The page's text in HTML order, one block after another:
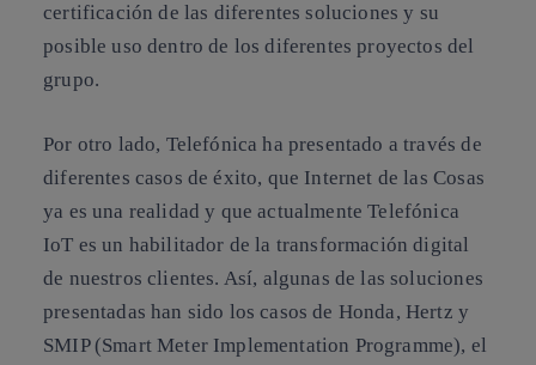
certificación de las diferentes soluciones y su
posible uso dentro de los diferentes proyectos del
grupo.
Por otro lado, Telefónica ha presentado a través de
diferentes casos de éxito, que Internet de las Cosas
ya es una realidad y que actualmente Telefónica
IoT es un habilitador de la transformación digital
de nuestros clientes. Así, algunas de las soluciones
presentadas han sido los casos de Honda, Hertz y
SMIP (Smart Meter Implementation Programme), el